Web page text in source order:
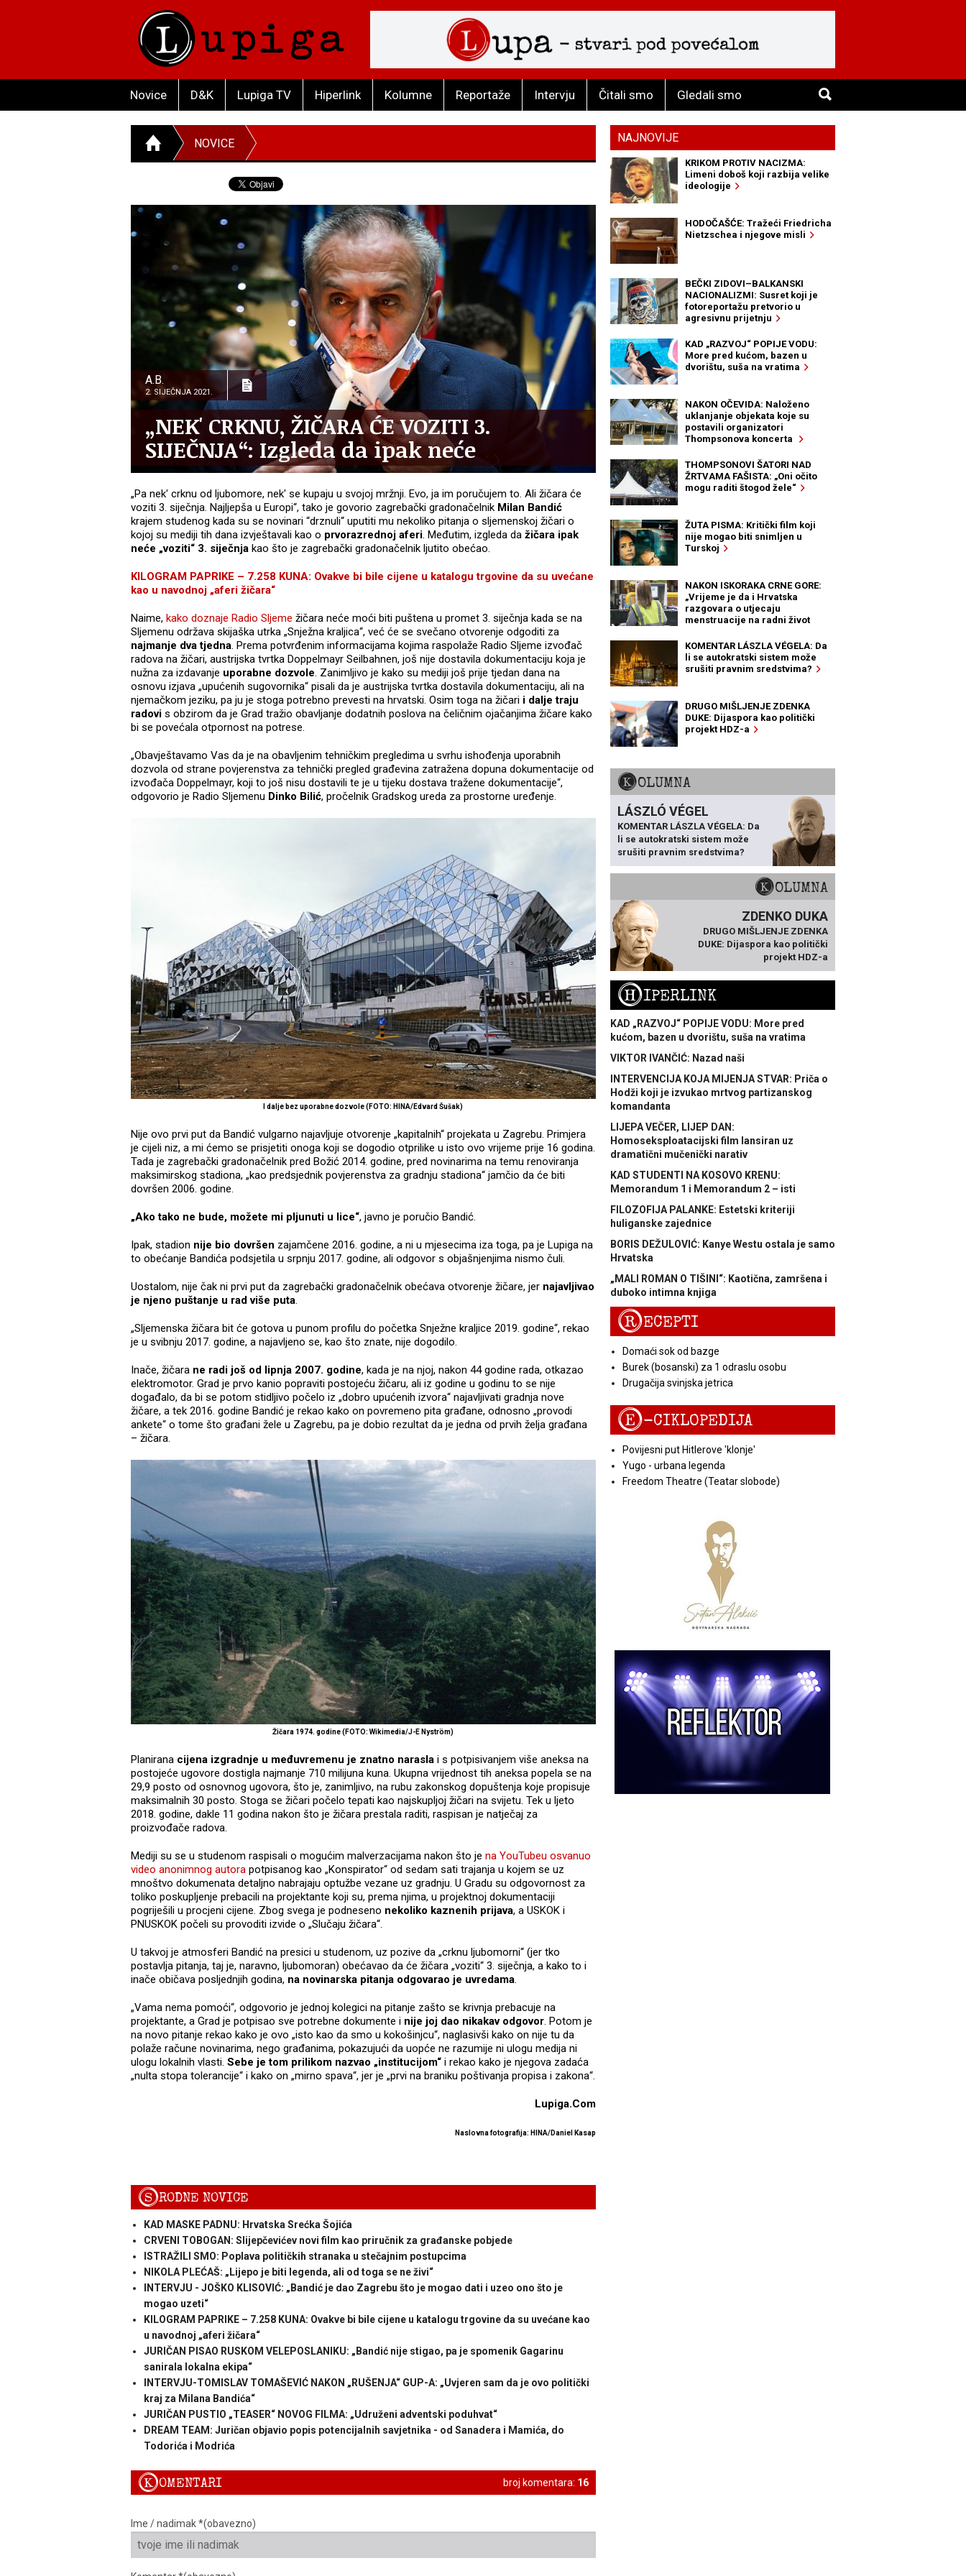
Novice D&K Lupiga TV Hiperlink Kolumne Reportaže Intervju Čitali smo Gledali smo
NOVICE
A.B.
2. SIJEČNJA 2021.
„NEK' CRKNU, ŽIČARA ĆE VOZITI 3.
SIJEČNJA“: Izgleda da ipak neće
„Pa nek' crknu od ljubomore, nek' se kupaju u svojoj mržnji. Evo, ja im poručujem to. Ali žičara će
voziti 3. siječnja. Najljepša u Europi“, tako je govorio zagrebački gradonačelnik Milan Bandić
krajem studenog kada su se novinari “drznuli“ uputiti mu nekoliko pitanja o sljemenskoj žičari o
kojoj su mediji tih dana izvještavali kao o prvorazrednoj aferi. Međutim, izgleda da žičara ipak
neće „voziti“ 3. siječnja kao što je zagrebački gradonačelnik ljutito obećao.
KILOGRAM PAPRIKE – 7.258 KUNA: Ovakve bi bile cijene u katalogu trgovine da su uvećane
kao u navodnoj „aferi žičara“
Naime, kako doznaje Radio Sljeme žičara neće moći biti puštena u promet 3. siječnja kada se na
Sljemenu održava skijaška utrka „Snježna kraljica“, već će se svečano otvorenje odgoditi za
najmanje dva tjedna. Prema potvrđenim informacijama kojima raspolaže Radio Sljeme izvođač
radova na žičari, austrijska tvrtka Doppelmayr Seilbahnen, još nije dostavila dokumentaciju koja je
nužna za izdavanje uporabne dozvole. Zanimljivo je kako su mediji još prije tjedan dana na
osnovu izjava „upućenih sugovornika“ pisali da je austrijska tvrtka dostavila dokumentaciju, ali na
njemačkom jeziku, pa ju je stoga potrebno prevesti na hrvatski. Osim toga na žičari i dalje traju
radovi s obzirom da je Grad tražio obavljanje dodatnih poslova na čeličnim ojačanjima žičare kako
bi se povećala otpornost na potrese.
„Obavještavamo Vas da je na obavljenim tehničkim pregledima u svrhu ishođenja uporabnih
dozvola od strane povjerenstva za tehnički pregled građevina zatražena dopuna dokumentacije od
izvođača Doppelmayr, koji to još nisu dostavili te je u tijeku dostava tražene dokumentacije“,
odgovorio je Radio Sljemenu Dinko Bilić, pročelnik Gradskog ureda za prostorne uređenje.
I dalje bez uporabne dozvole (FOTO: HINA/Edvard Šušak)
Nije ovo prvi put da Bandić vulgarno najavljuje otvorenje „kapitalnih“ projekata u Zagrebu. Primjera
je cijeli niz, a mi ćemo se prisjetiti onoga koji se dogodio otprilike u isto ovo vrijeme prije 16 godina.
Tada je zagrebački gradonačelnik pred Božić 2014. godine, pred novinarima na temu renoviranja
maksimirskog stadiona, „kao predsjednik povjerenstva za gradnju stadiona“ jamčio da će biti
dovršen 2006. godine.
„Ako tako ne bude, možete mi pljunuti u lice“, javno je poručio Bandić.
Ipak, stadion nije bio dovršen zajamčene 2016. godine, a ni u mjesecima iza toga, pa je Lupiga na
to obećanje Bandića podsjetila u srpnju 2017. godine, ali odgovor s objašnjenjima nismo čuli.
Uostalom, nije čak ni prvi put da zagrebački gradonačelnik obećava otvorenje žičare, jer najavljivao
je njeno puštanje u rad više puta.
„Sljemenska žičara bit će gotova u punom profilu do početka Snježne kraljice 2019. godine“, rekao
je u svibnju 2017. godine, a najavljeno se, kao što znate, nije dogodilo.
Inače, žičara ne radi još od lipnja 2007. godine, kada je na njoj, nakon 44 godine rada, otkazao
elektromotor. Grad je prvo kanio popraviti postojeću žičaru, ali iz godine u godinu to se nije
događalo, da bi se potom stidljivo počelo iz „dobro upućenih izvora“ najavljivati gradnja nove
žičare, a tek 2016. godine Bandić je rekao kako on povremeno pita građane, odnosno „provodi
ankete“ o tome što građani žele u Zagrebu, pa je dobio rezultat da je jedna od prvih želja građana
– žičara.
Žičara 1974. godine (FOTO: Wikimedia/J-E Nyström)
Planirana cijena izgradnje u međuvremenu je znatno narasla i s potpisivanjem više aneksa na
postojeće ugovore dostigla najmanje 710 milijuna kuna. Ukupna vrijednost tih aneksa popela se na
29,9 posto od osnovnog ugovora, što je, zanimljivo, na rubu zakonskog dopuštenja koje propisuje
maksimalnih 30 posto. Stoga se žičari počelo tepati kao najskupljoj žičari na svijetu. Tek u ljeto
2018. godine, dakle 11 godina nakon što je žičara prestala raditi, raspisan je natječaj za
proizvođače radova.
Mediji su se u studenom raspisali o mogućim malverzacijama nakon što je na YouTubeu osvanuo
video anonimnog autora potpisanog kao „Konspirator“ od sedam sati trajanja u kojem se uz
mnoštvo dokumenata detaljno nabrajaju optužbe vezane uz gradnju. U Gradu su odgovornost za
toliko poskupljenje prebacili na projektante koji su, prema njima, u projektnoj dokumentaciji
pogriješili u procjeni cijene. Zbog svega je podneseno nekoliko kaznenih prijava, a USKOK i
PNUSKOK počeli su provoditi izvide o „Slučaju žičara“.
U takvoj je atmosferi Bandić na presici u studenom, uz pozive da „crknu ljubomorni“ (jer tko
postavlja pitanja, taj je, naravno, ljubomoran) obećavao da će žičara „voziti“ 3. siječnja, a kako to i
inače običava posljednjih godina, na novinarska pitanja odgovarao je uvredama.
„Vama nema pomoći“, odgovorio je jednoj kolegici na pitanje zašto se krivnja prebacuje na
projektante, a Grad je potpisao sve potrebne dokumente i nije joj dao nikakav odgovor. Potom je
na novo pitanje rekao kako je ovo „isto kao da smo u kokošinjcu“, naglasivši kako on nije tu da
polaže račune novinarima, nego građanima, pokazujući da uopće ne razumije ni ulogu medija ni
ulogu lokalnih vlasti. Sebe je tom prilikom nazvao „institucijom“ i rekao kako je njegova zadaća
„nulta stopa tolerancije“ i kako on „mirno spava“, jer je „prvi na braniku poštivanja propisa i zakona“.
Lupiga.Com
Naslovna fotografija: HINA/Daniel Kasap
SRODNE NOVICE
KAD MASKE PADNU: Hrvatska Srećka Šojića
CRVENI TOBOGAN: Slijepčevićev novi film kao priručnik za građanske pobjede
ISTRAŽILI SMO: Poplava političkih stranaka u stečajnim postupcima
NIKOLA PLEĆAŠ: „Lijepo je biti legenda, ali od toga se ne živi“
INTERVJU - JOŠKO KLISOVIĆ: „Bandić je dao Zagrebu što je mogao dati i uzeo ono što je
mogao uzeti“
KILOGRAM PAPRIKE – 7.258 KUNA: Ovakve bi bile cijene u katalogu trgovine da su uvećane kao
u navodnoj „aferi žičara“
JURIČAN PISAO RUSKOM VELEPOSLANIKU: „Bandić nije stigao, pa je spomenik Gagarinu
sanirala lokalna ekipa“
INTERVJU-TOMISLAV TOMAŠEVIĆ NAKON „RUŠENJA“ GUP-A: „Uvjeren sam da je ovo politički
kraj za Milana Bandića“
JURIČAN PUSTIO „TEASER“ NOVOG FILMA: „Udruženi adventski poduhvat“
DREAM TEAM: Juričan objavio popis potencijalnih savjetnika - od Sanadera i Mamića, do
Todorića i Modrića
broj komentara: 16
KOMENTARI
Ime / nadimak *(obavezno)
NAJNOVIJE
KRIKOM PROTIV NACIZMA:
Limeni doboš koji razbija velike
ideologije
HODOČAŠĆE: Tražeći Friedricha
Nietzschea i njegove misli
BEČKI ZIDOVI–BALKANSKI
NACIONALIZMI: Susret koji je
fotoreportažu pretvorio u
agresivnu prijetnju
KAD „RAZVOJ“ POPIJE VODU:
More pred kućom, bazen u
dvorištu, suša na vratima
NAKON OČEVIDA: Naloženo
uklanjanje objekata koje su
postavili organizatori
Thompsonova koncerta
THOMPSONOVI ŠATORI NAD
ŽRTVAMA FAŠISTA: „Oni očito
mogu raditi štogod žele“
ŽUTA PISMA: Kritički film koji
nije mogao biti snimljen u
Turskoj
NAKON ISKORAKA CRNE GORE:
„Vrijeme je da i Hrvatska
razgovara o utjecaju
menstruacije na radni život
KOMENTAR LÁSZLA VÉGELA: Da
li se autokratski sistem može
srušiti pravnim sredstvima?
DRUGO MIŠLJENJE ZDENKA
DUKE: Dijaspora kao politički
projekt HDZ-a
KOLUMNA
LÁSZLÓ VÉGEL
KOMENTAR LÁSZLA VÉGELA: Da
li se autokratski sistem može
srušiti pravnim sredstvima?
KOLUMNA
ZDENKO DUKA
DRUGO MIŠLJENJE ZDENKA
DUKE: Dijaspora kao politički
projekt HDZ-a
HIPERLINK
KAD „RAZVOJ“ POPIJE VODU: More pred
kućom, bazen u dvorištu, suša na vratima
VIKTOR IVANČIĆ: Nazad naši
INTERVENCIJA KOJA MIJENJA STVAR: Priča o
Hodži koji je izvukao mrtvog partizanskog
komandanta
LIJEPA VEČER, LIJEP DAN:
Homoseksploatacijski film lansiran uz
dramatični mučenički narativ
KAD STUDENTI NA KOSOVO KRENU:
Memorandum 1 i Memorandum 2 – isti
FILOZOFIJA PALANKE: Estetski kriteriji
huliganske zajednice
BORIS DEŽULOVIĆ: Kanye Westu ostala je samo
Hrvatska
„MALI ROMAN O TIŠINI“: Kaotična, zamršena i
duboko intimna knjiga
RECEPTI
Domaći sok od bazge
Burek (bosanski) za 1 odraslu osobu
Drugačija svinjska jetrica
E-CIKLOPEDIJA
Povijesni put Hitlerove 'klonje'
Yugo - urbana legenda
Freedom Theatre (Teatar slobode)